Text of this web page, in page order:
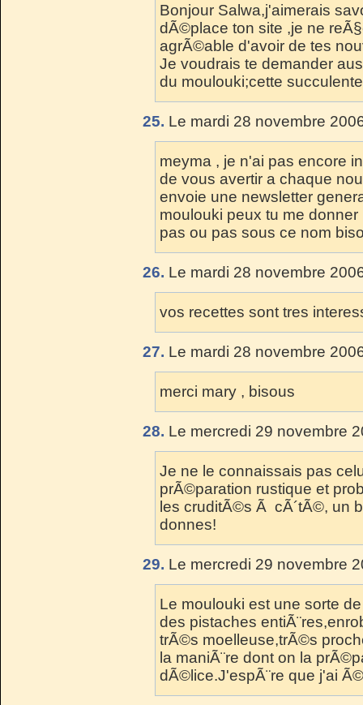
Bonjour Salwa,j'aimerais
dÃ©place ton site ,je ne
agrÃ©able d'avoir de tes
Je voudrais te demander
du moulouki;cette
25. Le mardi 28 novembre
meyma , je n'ai pas encore
de vous avertir a chaque
envoie une newsletter
moulouki peux tu me
pas ou pas sous ce nom
26. Le mardi 28 novembre
vos recettes sont tres
27. Le mardi 28 novembre
merci mary , bisous
28. Le mercredi 29 novembre
Je ne le connaissais pas
prÃ©paration rustique et
les cruditÃ©s Ã cÃ´tÃ©, un
donnes!
29. Le mercredi 29 novembre
Le moulouki est une sorte
des pistaches
trÃ©s moelleuse,trÃ©s
la maniÃ¨re dont on la
dÃ©lice.J'espÃ¨re que j'ai